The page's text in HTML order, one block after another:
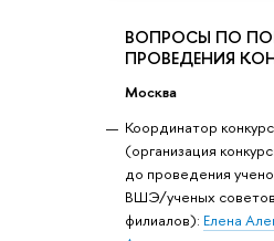
ВОПРОСЫ ПО
ПРОВЕДЕНИЯ
Москва
Координатор
(организация
до проведения
ВШЭ/ученых советов
филиалов): Елена